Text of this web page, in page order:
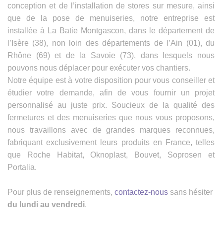
conception et de l’installation de stores sur mesure, ainsi
que de la pose de menuiseries, notre entreprise est
installée à La Batie Montgascon, dans le département de
l’Isère (38), non loin des départements de l’Ain (01), du
Rhône (69) et de la Savoie (73), dans lesquels nous
pouvons nous déplacer pour exécuter vos chantiers.
Notre équipe est à votre disposition pour vous conseiller et
étudier votre demande, afin de vous fournir un projet
personnalisé au juste prix. Soucieux de la qualité des
fermetures et des menuiseries que nous vous proposons,
nous travaillons avec de grandes marques reconnues,
fabriquant exclusivement leurs produits en France, telles
que Roche Habitat, Oknoplast, Bouvet, Soprosen et
Portalia.
Pour plus de renseignements, contactez-nous sans hésiter
du lundi au vendredi.